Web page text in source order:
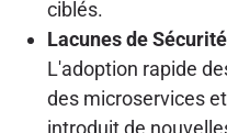
ciblés.
Lacunes de
L'adoption rapide
des microservices
introduit de